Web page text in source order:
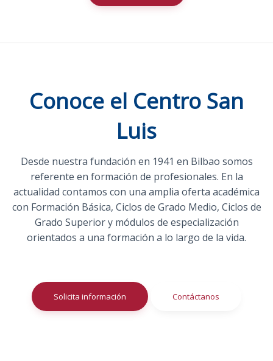
Conoce el Centro San
Luis
Desde nuestra fundación en 1941 en Bilbao somos
referente en formación de profesionales. En la
actualidad contamos con una amplia oferta académica
con Formación Básica, Ciclos de Grado Medio, Ciclos de
Grado Superior y módulos de especialización
orientados a una formación a lo largo de la vida.
Solicita información Contáctanos